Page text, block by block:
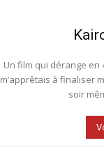
Un film qui dérange en
m’apprêtais à finaliser
soir